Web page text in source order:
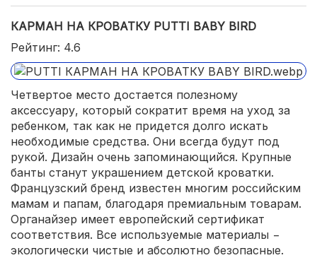
КАРМАН НА КРОВАТКУ PUTTI BABY BIRD
Рейтинг: 4.6
Четвертое место достается полезному
аксессуару, который сократит время на уход за
ребенком, так как не придется долго искать
необходимые средства. Они всегда будут под
рукой. Дизайн очень запоминающийся. Крупные
банты станут украшением детской кроватки.
Французский бренд известен многим российским
мамам и папам, благодаря премиальным товарам.
Органайзер имеет европейский сертификат
соответствия. Все используемые материалы −
экологически чистые и абсолютно безопасные.